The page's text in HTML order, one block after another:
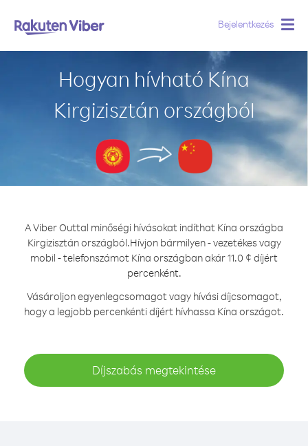
Bejelentkezés
Hogyan hívható Kína
Kirgizisztán országból
A Viber Outtal minőségi hívásokat indíthat Kína országba
Kirgizisztán országból.Hívjon bármilyen - vezetékes vagy
mobil - telefonszámot Kína országban akár 11.0 ¢ díjért
percenként.
Vásároljon egyenlegcsomagot vagy hívási díjcsomagot,
hogy a legjobb percenkénti díjért hívhassa Kína országot.
Díjszabás megtekintése